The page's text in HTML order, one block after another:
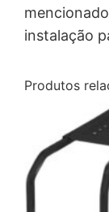
instalação
Produtos